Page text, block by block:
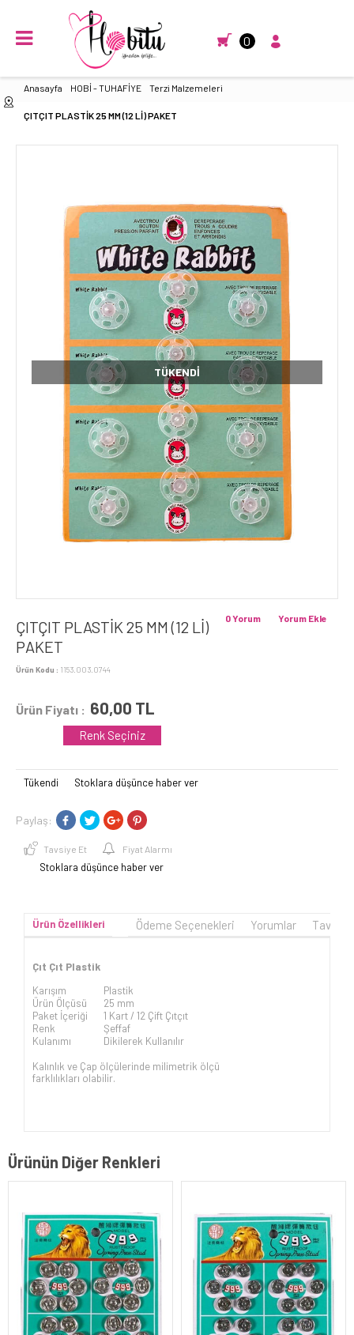
0
Anasayfa HOBİ - TUHAFİYE Terzi Malzemeleri
ÇITÇIT PLASTİK 25 MM (12 Lİ) PAKET
TÜKENDI
ÇITÇIT PLASTİK 25 MM (12 Lİ)
PAKET
Ürün Kodu : 1153.003.0744
Yorum Ekle
0 Yorum
Ürün Fiyatı : 60,00 TL
Renk Seçiniz
Tükendi Stoklara düşünce haber ver
Paylaş:
Tavsiye Et Fiyat Alarmı
Stoklara düşünce haber ver
Ürün Özellikleri Ödeme Seçenekleri Yorumlar
Çıt Çıt Plastik
Karışım
Plastik
Ürün Ölçüsü
25 mm
Paket İçeriği
1 Kart / 12 Çift Çıtçıt
Renk
Şeffaf
Kulanımı
Dikilerek Kullanılır
Kalınlık ve Çap ölçülerinde milimetrik ölçü
farklılıkları olabilir.
Ürünün Diğer Renkleri